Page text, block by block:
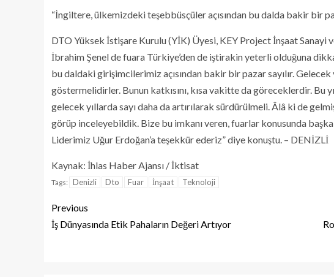
“İngiltere, ülkemizdeki teşebbüsçüler açısından bu dalda bakir bir
DTO Yüksek İstişare Kurulu (YİK) Üyesi, KEY Project İnşaat
İbrahim Şenel de fuara Türkiye’den de iştirakin yeterli olduğuna
bu daldaki girişimcilerimiz açısından bakir bir pazar sayılır.
göstermelidirler. Bunun katkısını, kısa vakitte da göreceklerdir. Bu
gelecek yıllarda sayı daha da artırılarak sürdürülmeli. Âlâ ki de
görüp inceleyebildik. Bize bu imkanı veren, fuarlar konusunda
Liderimiz Uğur Erdoğan’a teşekkür ederiz” diye konuştu. – DENİZLİ
Kaynak: İhlas Haber Ajansı / İktisat
Tags: Denizli Dto Fuar İnşaat Teknoloji
Previous
İş Dünyasında Etik Pahaların Değeri Artıyor